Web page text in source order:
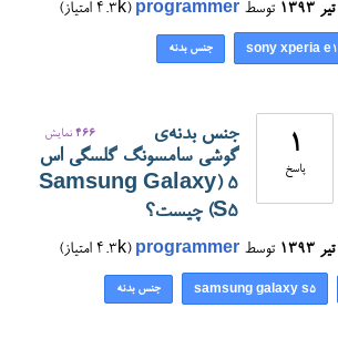
توسط programmer
(
4.3k امتیاز)
sony xperia e1 جنس بدنه
1
پاسخ
466 نمایش
جنس بدنه‌ی
گوشی سامسونگ گلسگی اس
۵ (Samsung Galaxy
S5) چیست؟
توسط programmer
(
4.3k امتیاز)
samsung galaxy s5 جنس بدنه